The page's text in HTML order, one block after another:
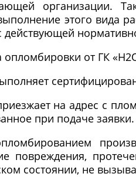
организации.
этого вида
действующей
опломбировки от ГК
на адрес с
при подаче заявки.
повреждения,
состоянии, не